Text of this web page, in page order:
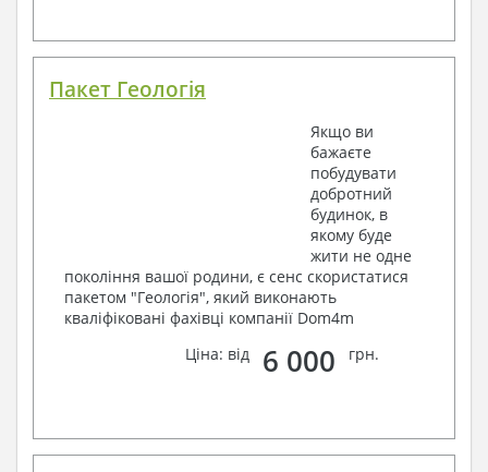
Пакет Геологія
Якщо ви
бажаєте
побудувати
добротний
будинок, в
якому буде
жити не одне
покоління вашої родини, є сенс скористатися
пакетом "Геологія", який виконають
кваліфіковані фахівці компанії Dom4m
Ціна: від
6 000 грн.